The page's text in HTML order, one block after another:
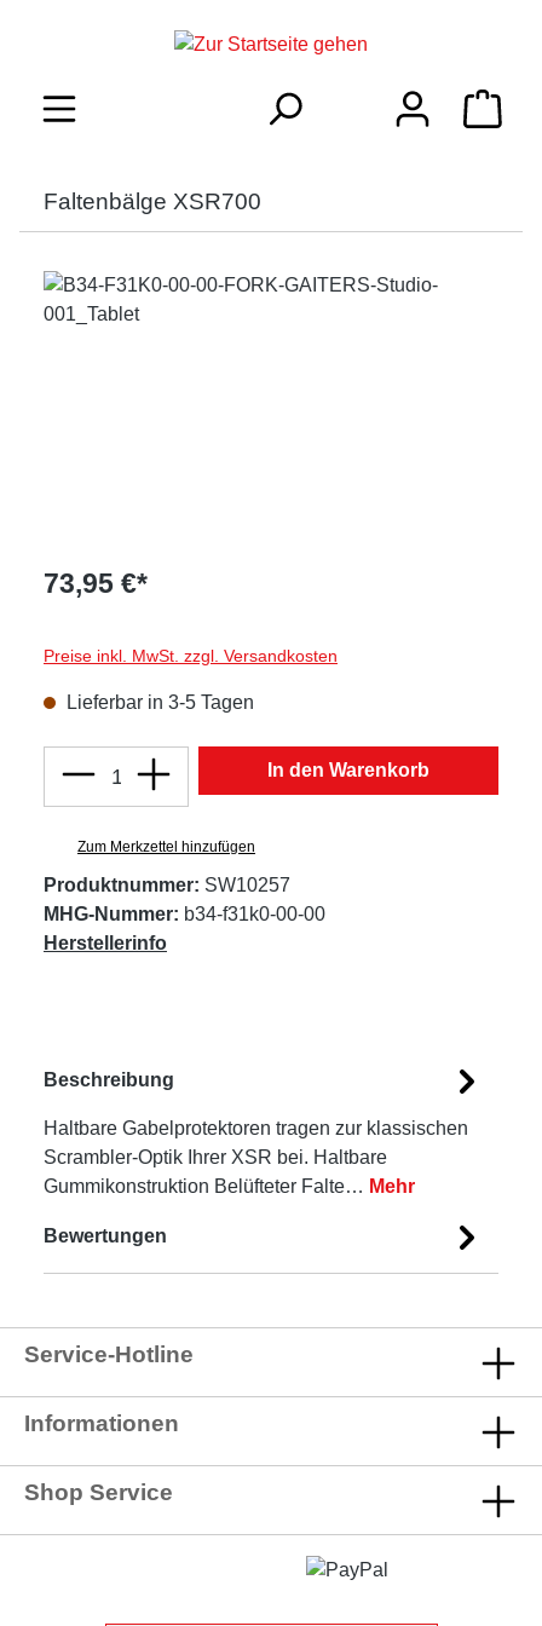
Faltenbälge XSR700
73,95 €*
Preise inkl. MwSt. zzgl. Versandkosten
Lieferbar in 3-5 Tagen
Produkt Anzahl: Gib den gewünschten
In den Warenkorb
Zum Merkzettel hinzufügen
Produktnummer: SW10257
MHG-Nummer: b34-f31k0-00-00
Herstellerinfo
Beschreibung
Haltbare Gabelprotektoren tragen zur klassischen
Scrambler-Optik Ihrer XSR bei. Haltbare
Gummikonstruktion Belüfteter Falte… Mehr
Bewertungen
Service-Hotline
Informationen
Shop Service